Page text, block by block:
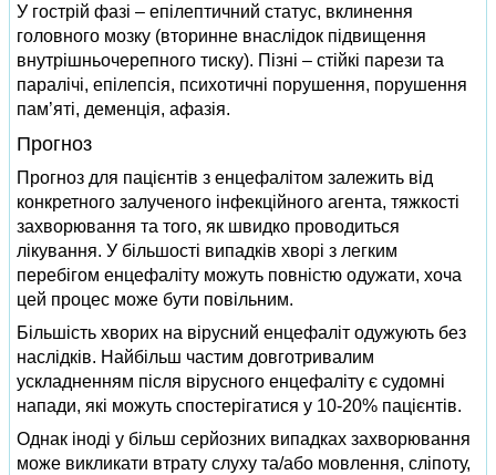
У гострій фазі – епілептичний статус, вклинення
головного мозку (вторинне внаслідок підвищення
внутрішньочерепного тиску). Пізні – стійкі парези та
паралічі, епілепсія, психотичні порушення, порушення
пам’яті, деменція, афазія.
Прогноз
Прогноз для пацієнтів з енцефалітом залежить від
конкретного залученого інфекційного агента, тяжкості
захворювання та того, як швидко проводиться
лікування. У більшості випадків хворі з легким
перебігом енцефаліту можуть повністю одужати, хоча
цей процес може бути повільним.
Більшість хворих на вірусний енцефаліт одужують без
наслідків. Найбільш частим довготривалим
ускладненням після вірусного енцефаліту є судомні
напади, які можуть спостерігатися у 10-20% пацієнтів.
Однак іноді у більш серйозних випадках захворювання
може викликати втрату слуху та/або мовлення, сліпоту,